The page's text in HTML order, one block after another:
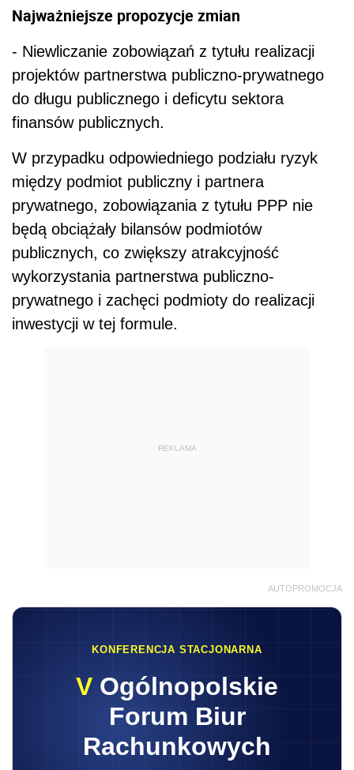
Najważniejsze propozycje zmian
- Niewliczanie zobowiązań z tytułu realizacji
projektów partnerstwa publiczno-prywatnego
do długu publicznego i deficytu sektora
finansów publicznych.
W przypadku odpowiedniego podziału ryzyk
między podmiot publiczny i partnera
prywatnego, zobowiązania z tytułu PPP nie
będą obciążały bilansów podmiotów
publicznych, co zwiększy atrakcyjność
wykorzystania partnerstwa publiczno-
prywatnego i zachęci podmioty do realizacji
inwestycji w tej formule.
REKLAMA
AUTOPROMOCJA
KONFERENCJA STACJONARNA
V Ogólnopolskie
Forum Biur
Rachunkowych